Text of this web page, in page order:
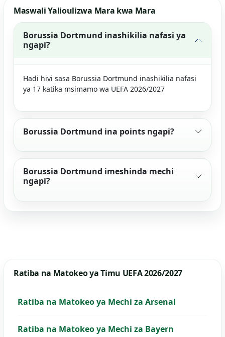
Maswali Yalioulizwa Mara kwa Mara
Borussia Dortmund inashikilia nafasi ya
ngapi?
Hadi hivi sasa Borussia Dortmund inashikilia nafasi
ya 17 katika msimamo wa UEFA 2026/2027
Borussia Dortmund ina points ngapi?
Borussia Dortmund imeshinda mechi
ngapi?
Ratiba na Matokeo ya Timu UEFA 2026/2027
Ratiba na Matokeo ya Mechi za Arsenal
Ratiba na Matokeo ya Mechi za Bayern